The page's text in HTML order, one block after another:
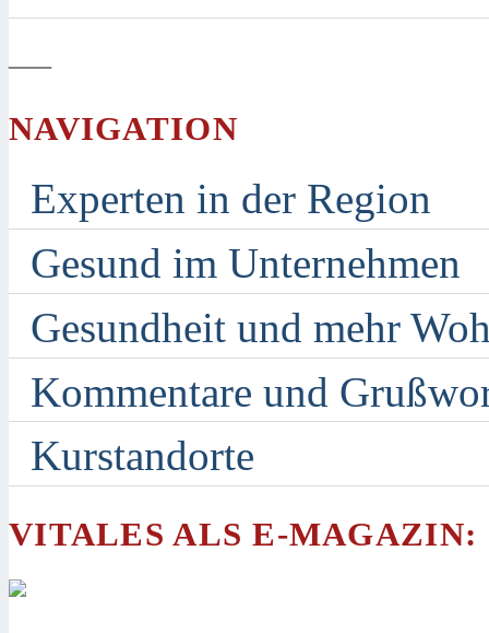
—
NAVIGATION
Experten in der Region
Gesund im Unternehmen
Gesundheit und mehr
Kommentare und
Kurstandorte
VITALES ALS E-MAGAZIN: